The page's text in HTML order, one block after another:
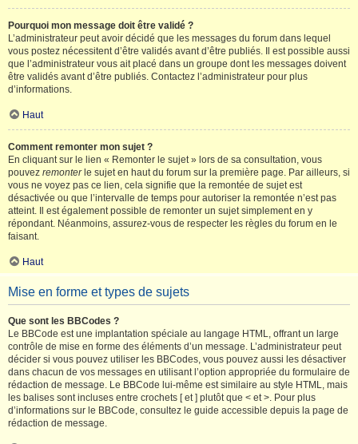
Pourquoi mon message doit être validé ?
L’administrateur peut avoir décidé que les messages du forum dans lequel
vous postez nécessitent d’être validés avant d’être publiés. Il est possible aussi
que l’administrateur vous ait placé dans un groupe dont les messages doivent
être validés avant d’être publiés. Contactez l’administrateur pour plus
d’informations.
Haut
Comment remonter mon sujet ?
En cliquant sur le lien « Remonter le sujet » lors de sa consultation, vous
pouvez remonterle sujet en haut du forum sur la première page. Par ailleurs, si
vous ne voyez pas ce lien, cela signifie que la remontée de sujet est
désactivée ou que l’intervalle de temps pour autoriser la remontée n’est pas
atteint. Il est également possible de remonter un sujet simplement en y
répondant. Néanmoins, assurez-vous de respecter les règles du forum en le
faisant.
Haut
Mise en forme et types de sujets
Que sont les BBCodes ?
Le BBCode est une implantation spéciale au langage HTML, offrant un large
contrôle de mise en forme des éléments d’un message. L’administrateur peut
décider si vous pouvez utiliser les BBCodes, vous pouvez aussi les désactiver
dans chacun de vos messages en utilisant l’option appropriée du formulaire de
rédaction de message. Le BBCode lui-même est similaire au style HTML, mais
les balises sont incluses entre crochets [ et ] plutôt que < et >. Pour plus
d’informations sur le BBCode, consultez le guide accessible depuis la page de
rédaction de message.